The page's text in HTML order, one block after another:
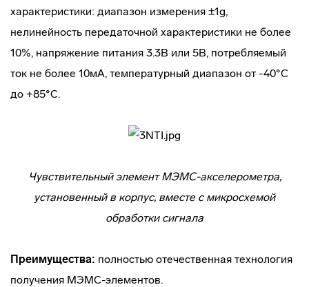
характеристики: диапазон измерения ±1g,
нелинейность передаточной характеристики не более
10%, напряжение питания 3.3В или 5В, потребляемый
ток не более 10мА, температурный диапазон от -40°С
до +85°С.
Чувствительный элемент МЭМС-акселерометра,
установенный в корпус, вместе с микросхемой
обработки сигнала
Преимущества: полностью отечественная технология
получения МЭМС-элементов.